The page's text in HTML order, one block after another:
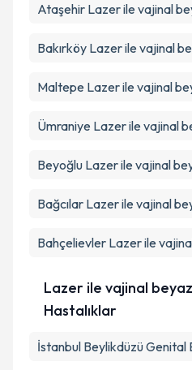
Ataşehir Lazer ile vajinal
Bakırköy Lazer ile vajinal
Maltepe Lazer ile vajinal
Ümraniye Lazer ile vajinal
Beyoğlu Lazer ile vajinal
Bağcılar Lazer ile vajinal
Bahçelievler Lazer ile
Lazer ile vajinal
Hastalıklar
İstanbul Beylikdüzü Genital